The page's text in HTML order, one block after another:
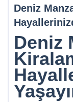
Deniz
Deniz